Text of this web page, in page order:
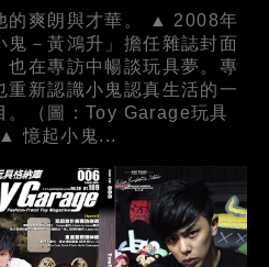
的爽朗與才華。 ▲ 2008年
鬼－黃鴻升」擔任雜誌封面
也在專訪中暢談玩具夢。專
重新認識小鬼認真生活的一
。（圖：Toy Garage玩具
憶起小鬼...